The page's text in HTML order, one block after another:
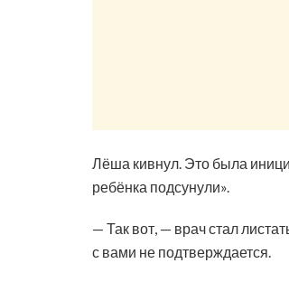
Лёша кивнул. Это была
ребёнка подсунули».
— Так вот, — врач стал
с вами не подтверждается.